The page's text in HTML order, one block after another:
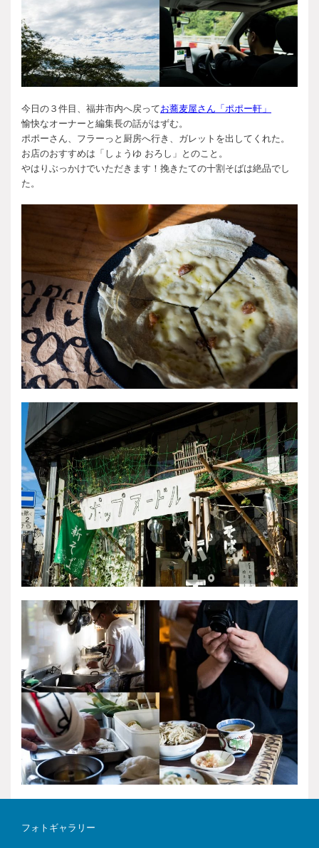
今日の３件目、福井市内へ戻ってお蕎麦屋さん「ポポー軒」
愉快なオーナーと編集長の話がはずむ。
ポポーさん、フラーっと厨房へ行き、ガレットを出してくれた。
お店のおすすめは「しょうゆ おろし」とのこと。
やはりぶっかけでいただきます！挽きたての十割そばは絶品でし
た。
フォトギャラリー